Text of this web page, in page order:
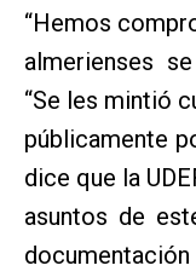
“Hemos
almerienses
“Se les mintió
públicamente
dice que la
asuntos de